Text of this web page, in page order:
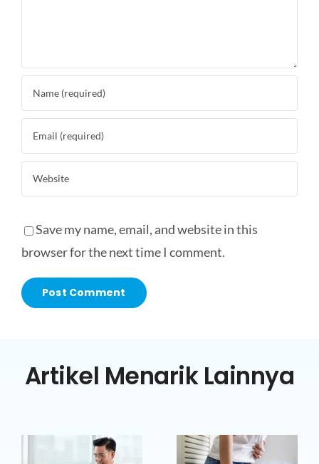
Save my name, email, and website in this
browser for the next time I comment.
Artikel Menarik Lainnya